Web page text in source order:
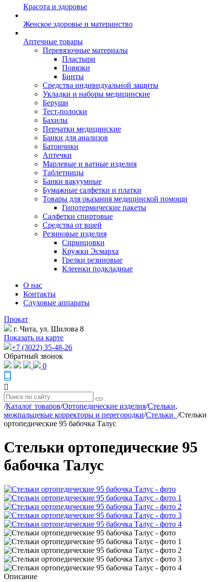
Красота и здоровье
Женское здоровье и материнство
Аптечные товары
Перевязочные материалы
Пластыри
Повязки
Бинты
Средства индивидуальной защиты
Укладки и наборы медицинские
Беруши
Тест-полоски
Бахилы
Перчатки медицинские
Банки для анализов
Батончики
Аптечки
Марлевые и ватные изделия
Таблетницы
Банки вакуумные
Бумажные салфетки и платки
Товары для оказания медицинской помощи
Гипотермические пакеты
Салфетки спиртовые
Средства от вшей
Резиновые изделия
Спринцовки
Кружки Эсмарха
Грелки резиновые
Клеенки подкладные
О нас
Контакты
Слуховые аппараты
Прокат
г. Чита, ул. Шилова 8
Показать на карте
+7 (3022) 35-48-26
Обратный звонок
0
/Каталог товаров/Ортопедические изделия/Стельки,
межпальцевые корректоры и перегородки/Стельки_ /Стельки
ортопедические 95 бабочка Талус
Стельки ортопедические 95
бабочка Талус
Описание